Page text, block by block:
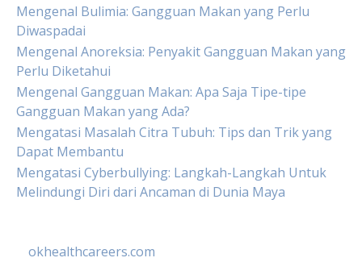
Mengenal Bulimia: Gangguan Makan yang Perlu
Diwaspadai
Mengenal Anoreksia: Penyakit Gangguan Makan yang
Perlu Diketahui
Mengenal Gangguan Makan: Apa Saja Tipe-tipe
Gangguan Makan yang Ada?
Mengatasi Masalah Citra Tubuh: Tips dan Trik yang
Dapat Membantu
Mengatasi Cyberbullying: Langkah-Langkah Untuk
Melindungi Diri dari Ancaman di Dunia Maya
okhealthcareers.com